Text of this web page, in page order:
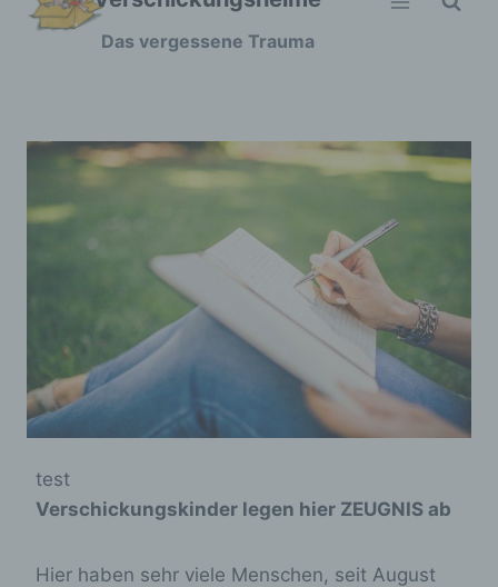
Zum
Das vergessene Trauma
test
Verschickungskinder legen hier ZEUGNIS ab
Hier haben sehr viele Menschen, seit August